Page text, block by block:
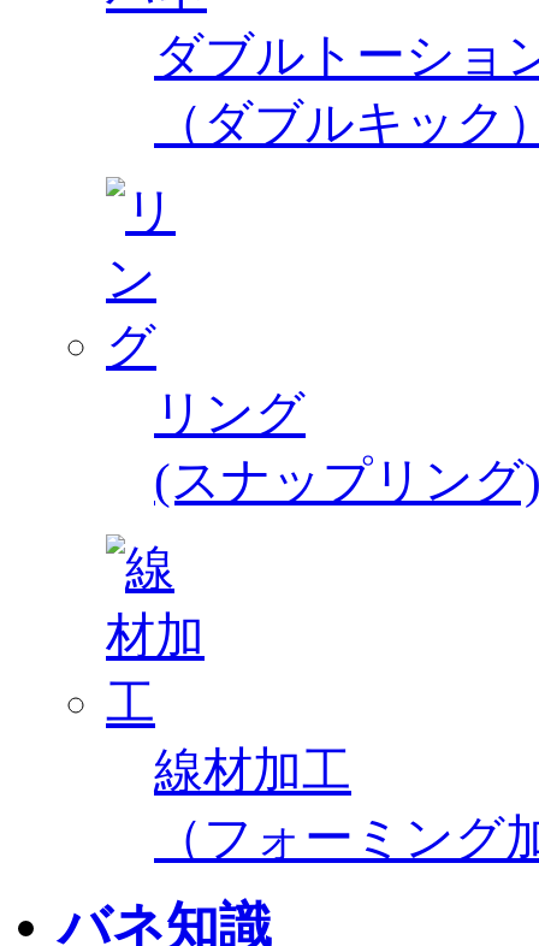
ダブルトーショ
（ダブルキック
リング
(スナップリング
線材加工
（フォーミング
バネ知識